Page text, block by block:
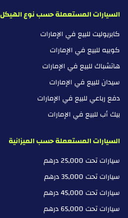
السيارات المستعملة حسب نوع الهيكل
كابريوليت للبيع في الإمارات
كوبيه للبيع في الإمارات
هاتشباك للبيع في الإمارات
سيدان للبيع في الإمارات
دفع رباعي للبيع في الإمارات
بيك أب للبيع في الإمارات
السيارات المستعملة حسب الميزانية
سيارات تحت 25,000 درهم
سيارات تحت 35,000 درهم
سيارات تحت 45,000 درهم
سيارات تحت 65,000 درهم